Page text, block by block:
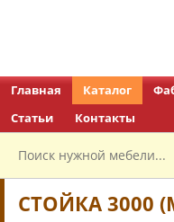
Главная Каталог
Статьи
Контакты
СТОЙКА 3000